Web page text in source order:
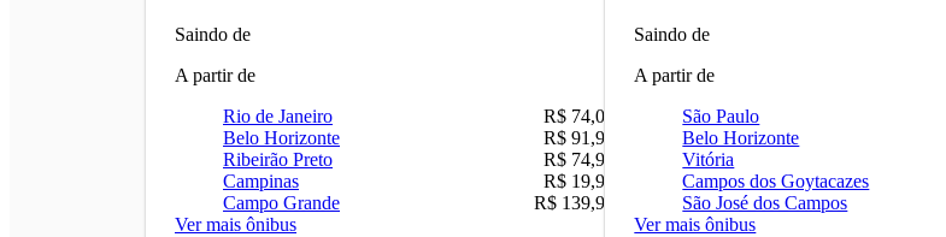
Saindo de
A partir de
Rio de Janeiro
R$ 74,00
Belo Horizonte
R$ 91,90
Ribeirão Preto
R$ 74,90
Campinas
R$ 19,90
Campo Grande
R$ 139,90
Ver mais ônibus
Saindo de
A partir de
São Paulo
Belo Horizonte
Vitória
Campos dos Goytacazes
São José dos Campos
Ver mais ônibus